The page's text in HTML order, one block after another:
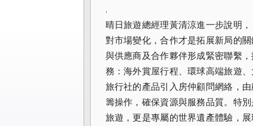
.
晴日旅遊總經理黃清涼進一步說明
對市場變化，合作才是拓展新局的
與供應商及合作夥伴形成緊密聯繫
務：海外賞屋行程、環球高端旅遊
旅行社的產品引入房仲顧問網絡，
籌操作，確保資源與服務品質。特
旅遊，更是專屬的世界遺產體驗，